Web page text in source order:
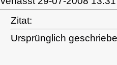
Zitat:
Ursprünglich